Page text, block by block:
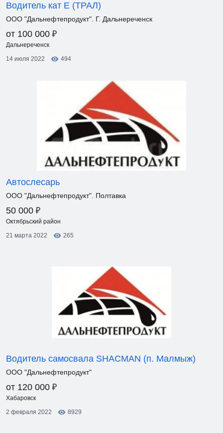
Водитель кат Е (ТРАЛ)
ООО "Дальнефтепродукт". Г. Дальнереченск
от 100 000 ₽
Дальнереченск
14 июля 2022
494
Автослесарь
ООО "Дальнефтепродукт". Полтавка
50 000 ₽
Октябрьский район
21 марта 2022
265
Водитель самосвала SHACMAN (п. Малмыж)
ООО "Дальнефтепродукт"
от 120 000 ₽
Хабаровск
2 февраля 2022
8929